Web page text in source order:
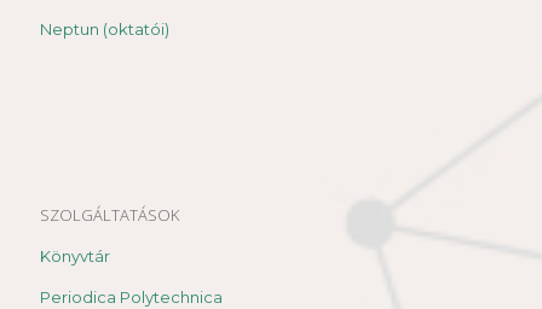
Neptun (oktatói)
SZOLGÁLTATÁSOK
Könyvtár
Periodica Polytechnica